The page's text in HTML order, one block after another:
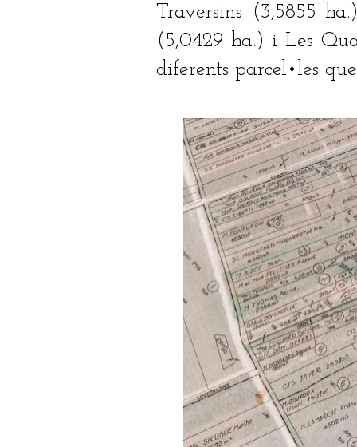
Traversins (3,5855
(5,0429 ha.) i Les
diferents parcel•les